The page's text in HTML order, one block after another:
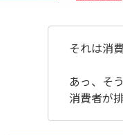
それは消
あっ、そ
消費者が